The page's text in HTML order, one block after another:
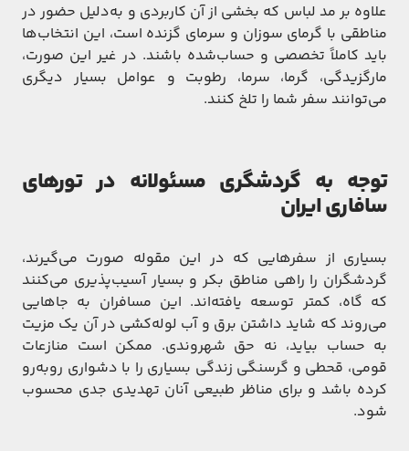
علاوه بر مد لباس که بخشی از آن کاربردی و به‌دلیل حضور در
مناطقی با گرمای سوزان و سرمای گزنده است، این انتخاب‌ها
باید کاملاً تخصصی و حساب‌شده باشند. در غیر این صورت،
مارگزیدگی، گرما، سرما، رطوبت و عوامل بسیار دیگری
می‌توانند سفر شما را تلخ کنند.
توجه به گردشگری مسئولانه در تورهای
سافاری ایران
بسیاری از سفرهایی که در این مقوله صورت می‌گیرند،
گردشگران را راهی مناطق بکر و بسیار آسیب‌پذیری می‌کنند
که گاه، کمتر توسعه یافته‌اند. این مسافران به جاهایی
می‌روند که شاید داشتن برق و آب لوله‌کشی در آن یک مزیت
به حساب بیاید، نه حق شهروندی. ممکن است منازعات
قومی، قحطی و گرسنگی زندگی بسیاری را با دشواری روبه‌رو
کرده باشد و برای مناظر طبیعی آنان تهدید‌ی جدی محسوب
شود.